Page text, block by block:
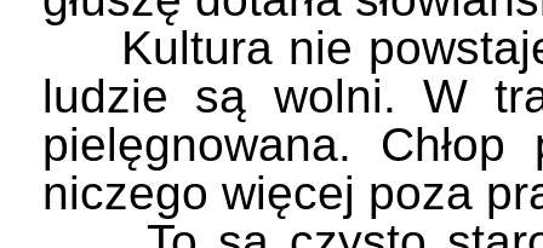
Kultura nie
ludzie są wolni. W
pielęgnowana.
niczego więcej poza